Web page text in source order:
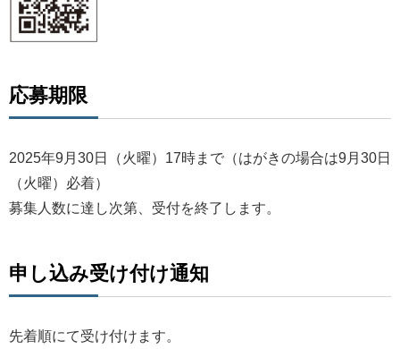
応募期限
2025年9月30日（火曜）17時まで（はがきの場合は9月30日
（火曜）必着）
募集人数に達し次第、受付を終了します。
申し込み受け付け通知
先着順にて受け付けます。